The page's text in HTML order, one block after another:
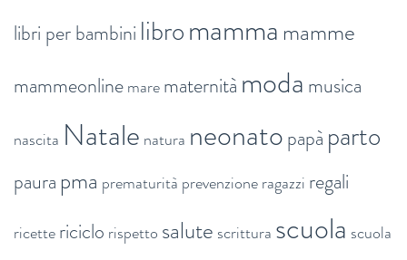
libri per bambini libromamma mamme
mammeonlinemarematernità moda musica
nascita Natale natura neonatopapà parto
paura pma prematurità prevenzioneragazzi regali
ricettericiclo rispetto salute scrittura scuola scuola